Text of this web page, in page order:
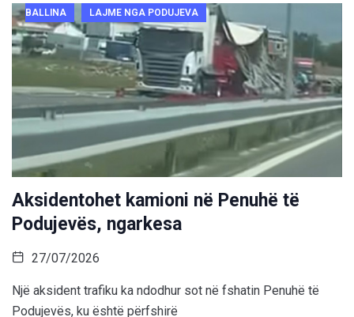
BALLINA LAJME NGA PODUJEVA
Aksidentohet kamioni në Penuhë të
Podujevës, ngarkesa
27/07/2026
Një aksident trafiku ka ndodhur sot në fshatin Penuhë të
Podujevës, ku është përfshirë